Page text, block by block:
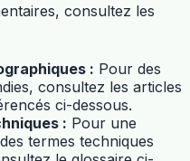
consultez les
: Pour des
consultez les articles
ci-dessous.
: Pour une
termes techniques